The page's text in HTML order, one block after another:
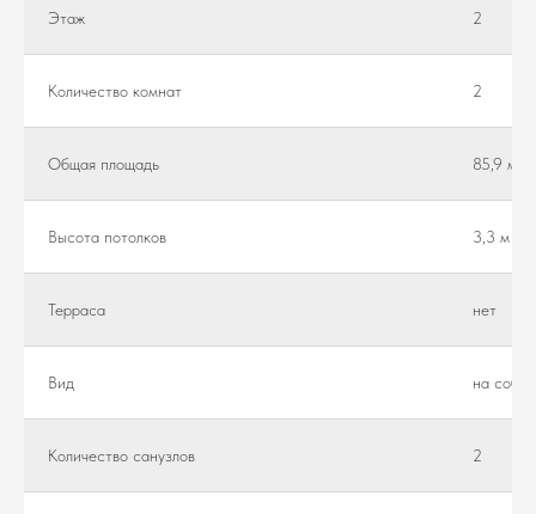
Этаж 2
Количество комнат 2
Общая площадь 85,9 м²
Высота потолков 3,3 м
Teppaca нет
Вид на собор
Количество санузлов 2